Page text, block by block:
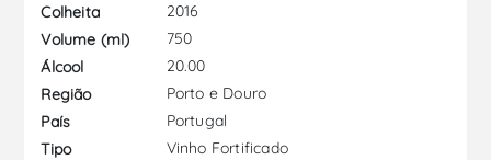
Colheita
2016
Volume (ml)
750
Álcool
20.00
Região
Porto e Douro
País
Portugal
Tipo
Vinho Fortificado